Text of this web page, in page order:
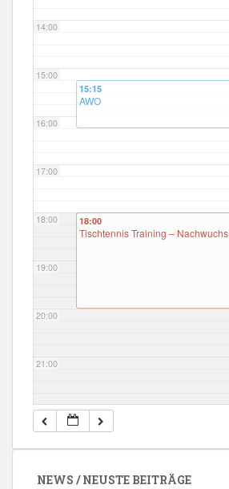
14:00
15:00
16:00
17:00
18:00
19:00
20:00
21:00
22:00
15:15
AWO
18:00
Tischtennis Training – Nachwuchs
NEWS / NEUSTE BEITRÄGE